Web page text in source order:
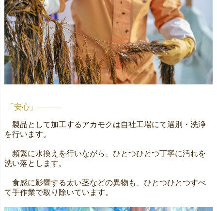
「安心」―――
製品として加工するアカモクは自社工場にて選別・洗浄
を行います。
頻繁に水換えを行いながら、ひとつひとつ丁寧に汚れを
洗い落とします。
食感に影響する太い茎などの異物も、ひとつひとつすべ
て手作業で取り除いています。